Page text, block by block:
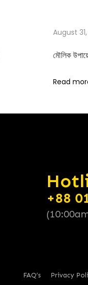
August 31,
মৌলিক
Read
+88
FAQ’s Privacy